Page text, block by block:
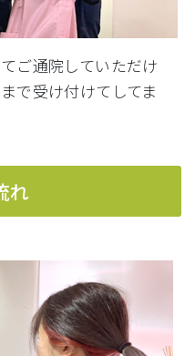
ご通院していただけ
で受け付けてしてま
れ